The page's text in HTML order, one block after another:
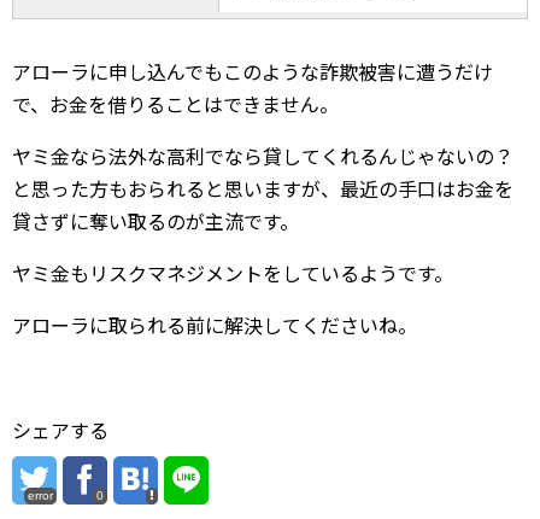
アローラに申し込んでもこのような詐欺被害に遭うだけ
で、お金を借りることはできません。
ヤミ金なら法外な高利でなら貸してくれるんじゃないの？
と思った方もおられると思いますが、最近の手口はお金を
貸さずに奪い取るのが主流です。
ヤミ金もリスクマネジメントをしているようです。
アローラに取られる前に解決してくださいね。
シェアする
error 0